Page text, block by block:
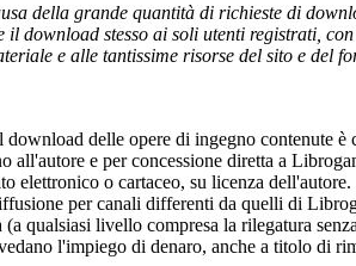
della grande quantità di richieste di
il download stesso ai soli utenti registrati,
e alle tantissime risorse del sito e
download delle opere di ingegno contenute
all'autore e per concessione diretta a
elettronico o cartaceo, su licenza
per canali differenti da quelli di
qualsiasi livello compresa la rilegatura
l'impiego di denaro, anche a titolo di